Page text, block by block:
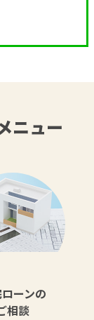
ニュー
ーンの
相談